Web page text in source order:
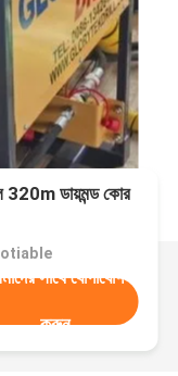
320m ডায়মন্ড কোর
সাথে যোগাযোগ
করুন